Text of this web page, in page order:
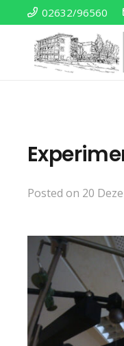
02632/96560
Posted on 20